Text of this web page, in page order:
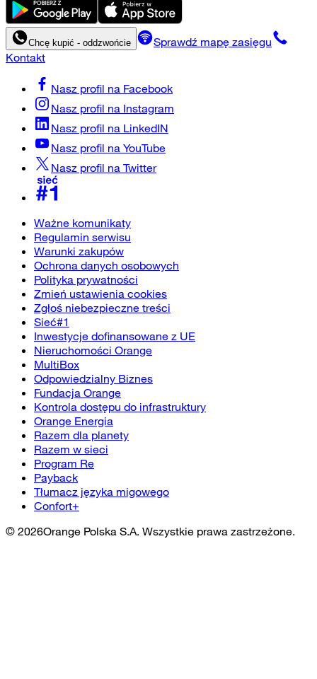
Chcę kupić - oddzwońcie
Sprawdź mapę zasięgu
Kontakt
Nasz profil na Facebook
Nasz profil na Instagram
Nasz profil na LinkedIN
Nasz profil na YouTube
Nasz profil na Twitter
Ważne komunikaty
Regulamin serwisu
Warunki zakupów
Ochrona danych osobowych
Polityka prywatności
Zmień ustawienia cookies
Zgłoś niebezpieczne treści
Sieć#1
Inwestycje dofinansowane z UE
Nieruchomości Orange
MultiBox
Odpowiedzialny Biznes
Fundacja Orange
Kontrola dostępu do infrastruktury
Orange Energia
Razem dla planety
Razem w sieci
Program Re
Payback
Tłumacz języka migowego
Confort+
© 2026Orange Polska S.A. Wszystkie prawa zastrzeżone.